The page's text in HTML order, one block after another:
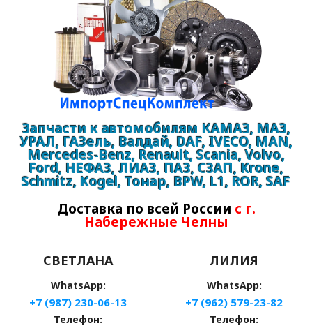
Запчасти к автомобилям КАМАЗ, МАЗ,
УРАЛ, ГАЗель, Валдай, DAF, IVECO, MAN,
Mercedes-Benz, Renault, Scania, Volvo,
Ford, НЕФАЗ, ЛИАЗ, ПАЗ, СЗАП, Krone,
Schmitz, Kogel, Тонар, BPW, L1, ROR, SAF
Доставка по всей России с г.
Набережные Челны
СВЕТЛАНА
WhatsApp:
+7 (987) 230-06-13
Телефон:
ЛИЛИЯ
WhatsApp:
+7 (962) 579-23-82
Телефон: